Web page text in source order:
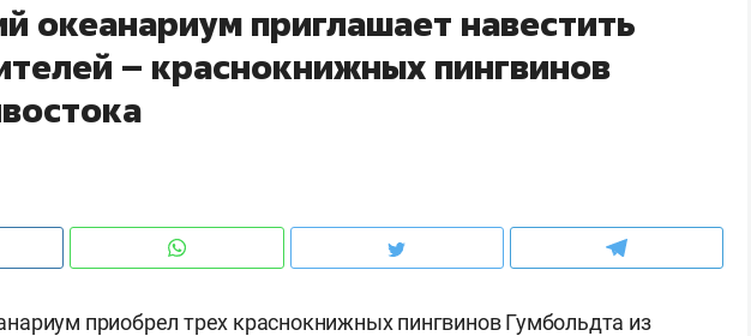
океанариум приглашает навестить
– краснокнижных пингвинов
приобрел трех краснокнижных пингвинов Гумбольдта из